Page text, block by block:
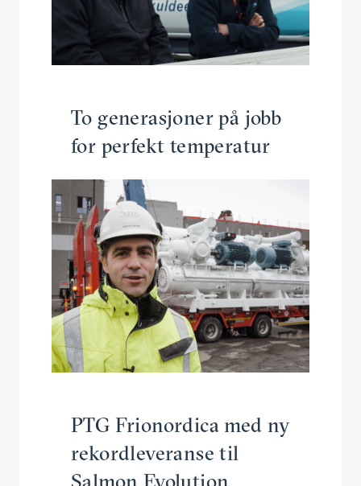
To genera­sjoner på jobb
for perfekt temperatur
PTG Frionordica med ny
rekordleveranse til